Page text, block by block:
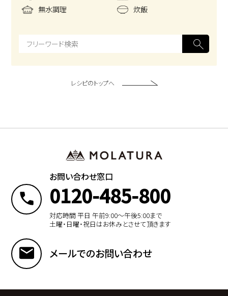
無水調理
炊飯
レシピのトップへ
お問い合わせ窓口
0120-485-800
対応時間 平日 午前9:00〜午後5:00まで
土曜・日曜・祝日はお休みとさせて頂きます
メールでのお問い合わせ